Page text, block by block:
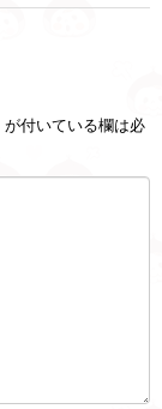
が付いている欄は必